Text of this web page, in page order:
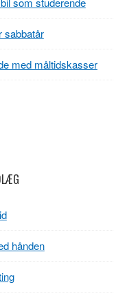
sabbatår
med måltidskasser
hånden